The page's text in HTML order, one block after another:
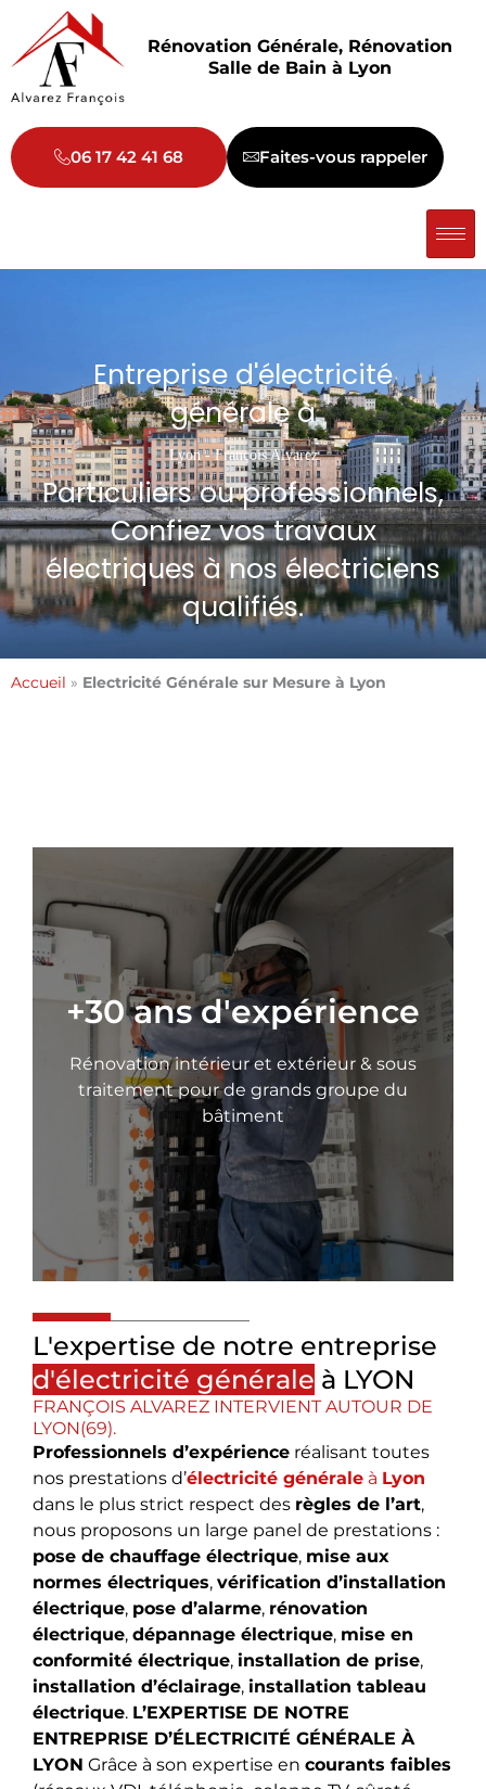
contenu
Rénovation Générale, Rénovation
Salle de Bain à Lyon
06 17 42 41 68 Faites-vous rappeler
Entreprise d'électricité
générale à
Lyon - François Alvarez
Particuliers ou professionnels,
Confiez vos travaux
électriques à nos électriciens
qualifiés.
Accueil » Electricité Générale sur Mesure à Lyon
+30 ans d'expérience
Rénovation intérieur et extérieur & sous
traitement pour de grands groupe du
bâtiment
L'expertise de notre entreprise
d'électricité générale à LYON
FRANÇOIS ALVAREZ INTERVIENT AUTOUR DE
LYON(69).
Professionnels d’expérience réalisant toutes
nos prestations d’électricité générale à Lyon
dans le plus strict respect des règles de l’art,
nous proposons un large panel de prestations :
pose de chauffage électrique, mise aux
normes électriques, vérification d’installation
électrique, pose d’alarme, rénovation
électrique, dépannage électrique, mise en
conformité électrique, installation de prise,
installation d’éclairage, installation tableau
électrique. L’EXPERTISE DE NOTRE
ENTREPRISE D’ÉLECTRICITÉ GÉNÉRALE À
LYON Grâce à son expertise en courants faibles